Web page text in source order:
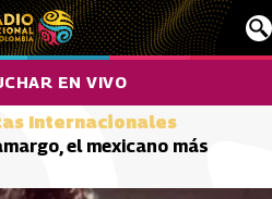
EN VIVO
Internacionales
el mexicano más